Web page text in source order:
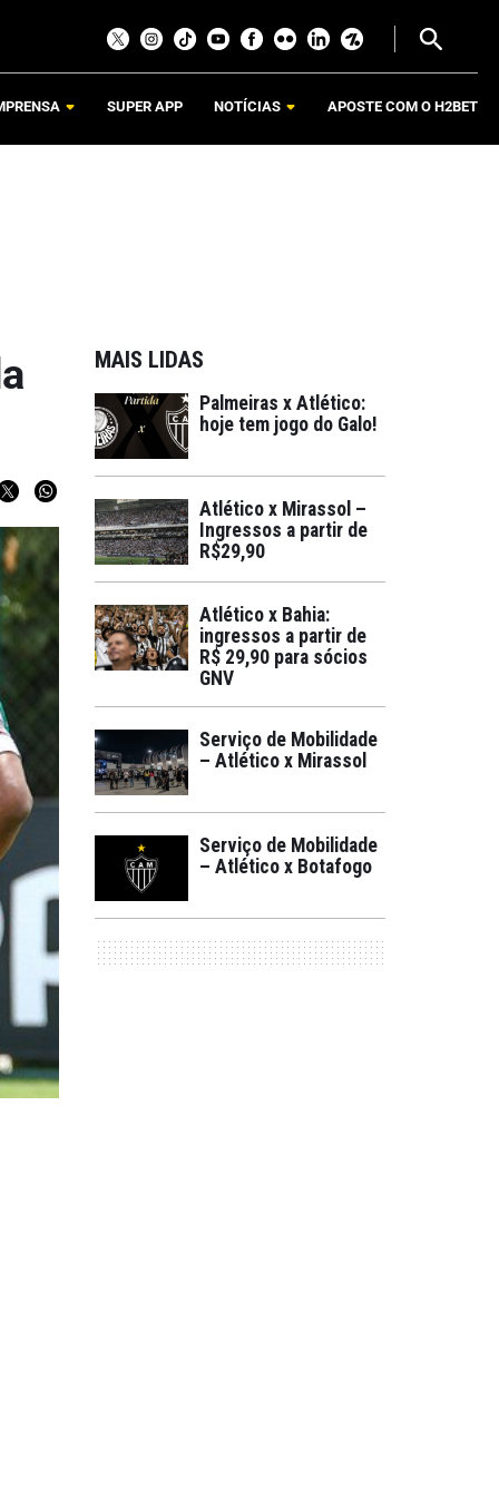
SUPER APP NOTÍCIAS APOSTE COM O H2BET
MAIS LIDAS
Palmeiras x Atlético:
hoje tem jogo do Galo!
Atlético x Mirassol –
Ingressos a partir de
R$29,90
Atlético x Bahia:
ingressos a partir de
R$ 29,90 para sócios
GNV
Serviço de Mobilidade
– Atlético x Mirassol
Serviço de Mobilidade
– Atlético x Botafogo